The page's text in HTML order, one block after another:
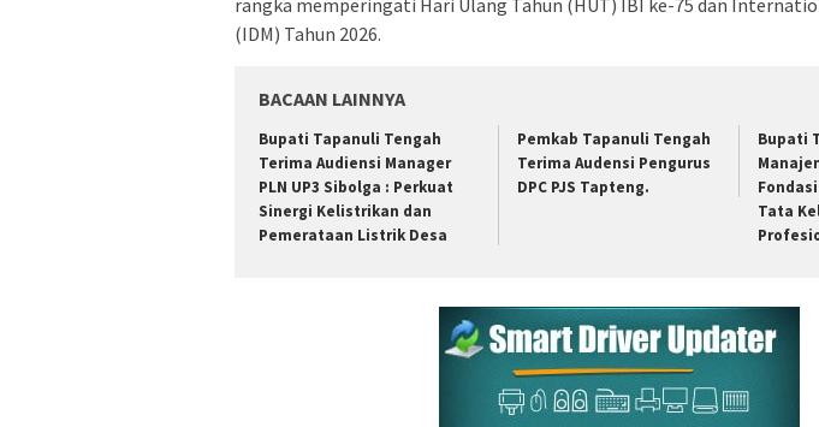
rangka memperingati Hari Ulang Tahun (HUT) IBI ke-75 dan
(IDM) Tahun 2026.
BACAAN LAINNYA
Bupati Tapanuli Tengah
Terima Audiensi Manager
PLN UP3 Sibolga : Perkuat
Sinergi Kelistrikan dan
Pemerataan Listrik Desa
Pemkab Tapanuli Tengah
Terima Audensi Pengurus
DPC PJS Tapteng.
Bupati
Tata